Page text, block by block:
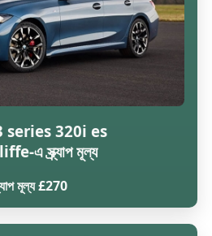
series 320i es
এ স্ক্র্যাপ মূল্য
মূল্য £270